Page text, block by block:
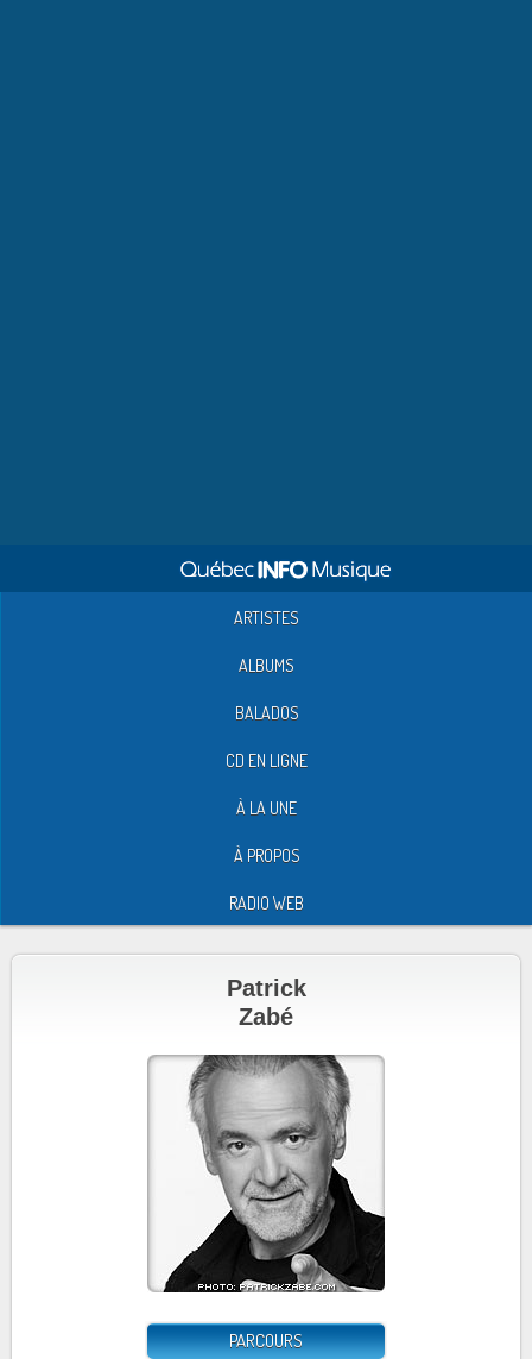
ARTISTES
ALBUMS
BALADOS
CD EN LIGNE
À LA UNE
À PROPOS
RADIO WEB
Patrick
Zabé
PARCOURS